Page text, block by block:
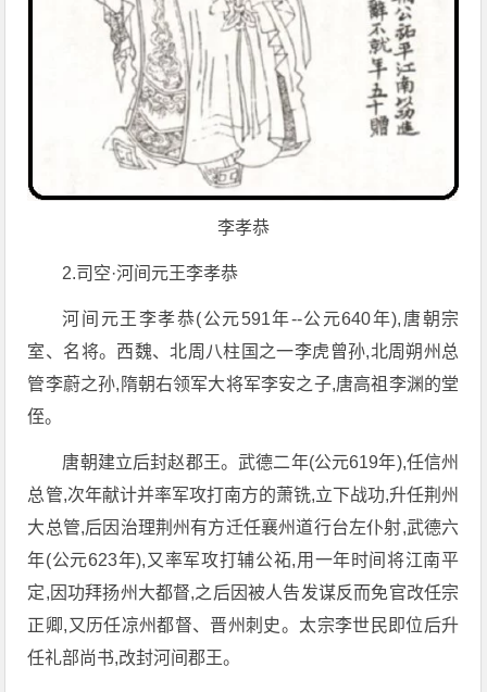
李孝恭
2.司空·河间元王李孝恭
河间元王李孝恭(公元591年--公元640年),唐朝宗
室、名将。西魏、北周八柱国之一李虎曾孙,北周朔州总
管李蔚之孙,隋朝右领军大将军李安之子,唐高祖李渊的堂
侄。
唐朝建立后封赵郡王。武德二年(公元619年),任信州
总管,次年献计并率军攻打南方的萧铣,立下战功,升任荆州
大总管,后因治理荆州有方迁任襄州道行台左仆射,武德六
年(公元623年),又率军攻打辅公祏,用一年时间将江南平
定,因功拜扬州大都督,之后因被人告发谋反而免官改任宗
正卿,又历任凉州都督、晋州刺史。太宗李世民即位后升
任礼部尚书,改封河间郡王。